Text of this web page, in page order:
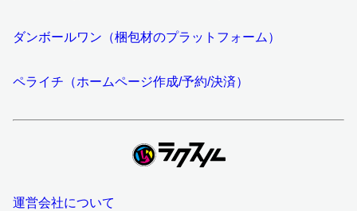
ダンボールワン（梱包材のプラットフォーム）
ペライチ（ホームページ作成/予約/決済）
運営会社について